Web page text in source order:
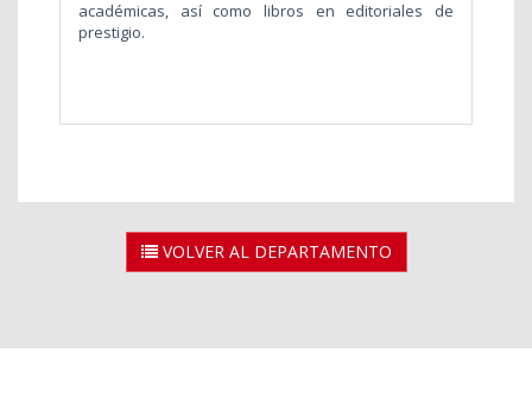
académicas, así como libros en editoriales de
prestigio.
VOLVER AL DEPARTAMENTO